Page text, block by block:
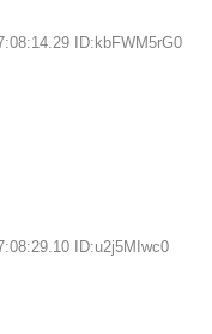
ID:kbFWM5rG0
ID:u2j5MIwc0